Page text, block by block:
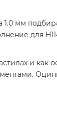
мм
для
и как